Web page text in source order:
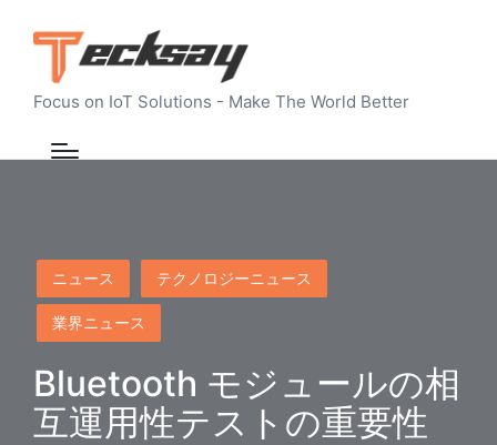
Focus on IoT Solutions - Make The World Better
Posted
in
ニュース テクノロジーニュース
業界ニュース
Bluetooth モジュールの相
互運用性テストの重要性